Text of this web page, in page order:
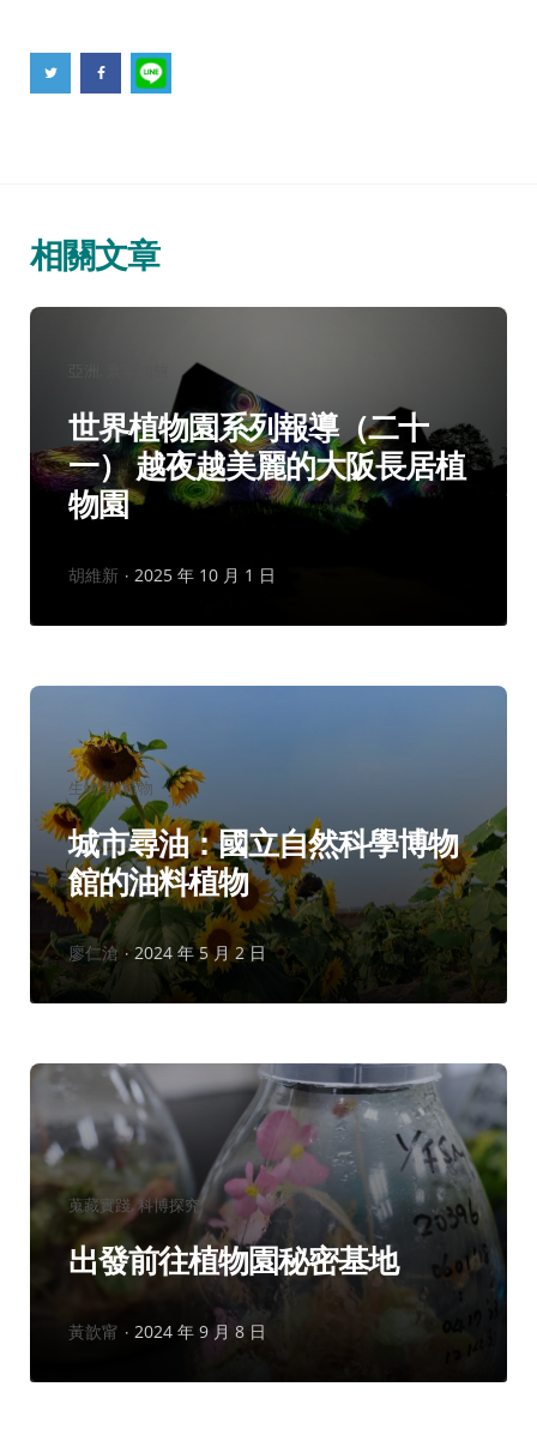
相關文章
世界植物園系列報導（二十
一） 越夜越美麗的大阪長居植
物園
作
胡維新 2025 年 10 月 1 日
分
類：
生物學 植物
城市尋油：國立自然科學博物
館的油料植物
作
廖仁滄 2024 年 5 月 2 日
分
類：
蒐藏實踐 科博探究
出發前往植物園秘密基地
作
黃歆甯 2024 年 9 月 8 日